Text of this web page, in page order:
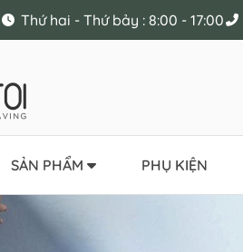
Thứ hai - Thứ bảy : 8:00 - 17:00
SẢN PHẨM PHỤ KIỆN